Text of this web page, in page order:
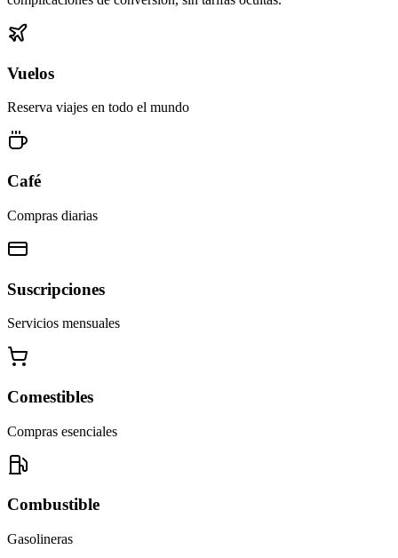
Vuelos
Reserva viajes en todo el mundo
Café
Compras diarias
Suscripciones
Servicios mensuales
Comestibles
Compras esenciales
Combustible
Gasolineras